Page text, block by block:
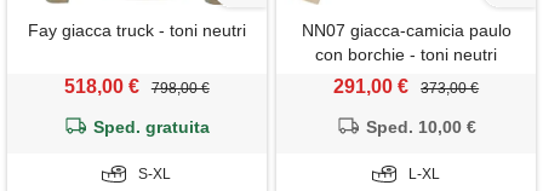
Fay giacca truck - toni neutri
518,00 € 798,00 €
Sped. gratuita
S-XL
NN07 giacca-camicia paulo
con borchie - toni neutri
291,00 € 373,00 €
Sped. 10,00 €
L-XL